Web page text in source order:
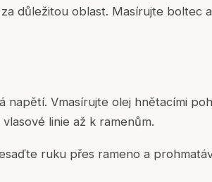
důležitou oblast. Masírujte boltec
napětí. Vmasírujte olej hnětacími
linie až k ramenům.
ruku přes rameno a